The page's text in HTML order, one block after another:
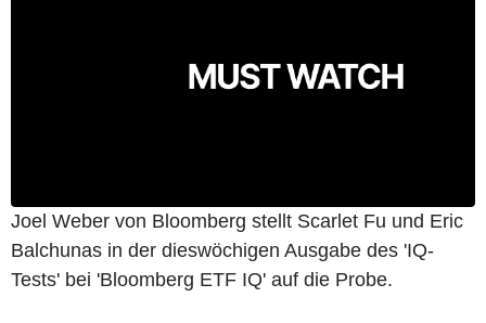
Joel Weber von Bloomberg stellt Scarlet Fu und Eric
Balchunas in der dieswöchigen Ausgabe des 'IQ-
Tests' bei 'Bloomberg ETF IQ' auf die Probe.